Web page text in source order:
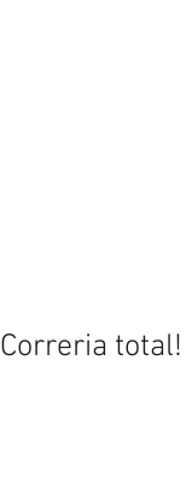
Correria total!